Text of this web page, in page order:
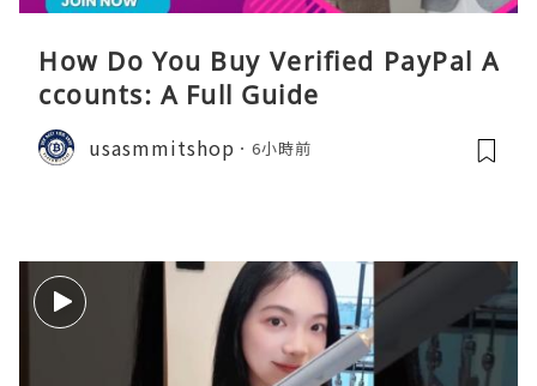
How Do You Buy Verified PayPal A
ccounts: A Full Guide
usasmmitshop 6小時前